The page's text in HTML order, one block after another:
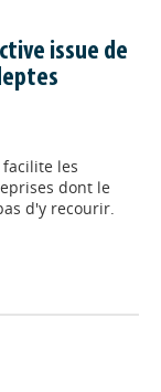
issue de
les
dont le
d'y recourir.